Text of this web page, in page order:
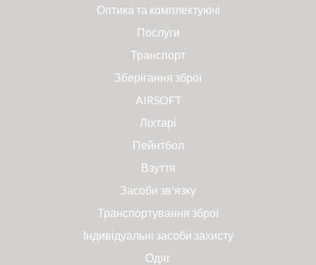
Оптика та комплектуючі
Послуги
Транспорт
Зберігання зброї
AIRSOFT
Ліхтарі
Пейнтбол
Взуття
Засоби зв'язку
Транспортування зброї
Індивідуальні засоби захисту
Одяг